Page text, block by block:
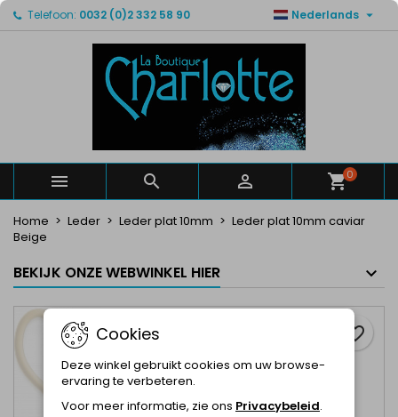
Telefoon: 0032 (0)2 332 58 90 Nederlands 
   0
Home Leder Leder plat 10mm
Leder plat 10mm caviar
Beige
BEKIJK ONZE WEBWINKEL HIER
favorite_border
Mijn verlanglijsten ×
Maak een lijst
Maak een verlanglijst ×
Verlanglijst naam
Annuleren Maak een verlanglijst
Inloggen ×
U moet ingelogd zijn om producten in uw verlanglijst
Annuleren Inloggen
Cookies
Deze winkel gebruikt cookies om uw browse-
ervaring te verbeteren.
Voor meer informatie, zie ons Privacybeleid.